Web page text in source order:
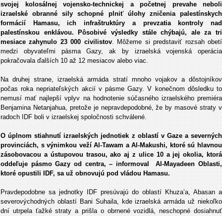
svojej kolosálnej vojensko-technickej a početnej prevahe neboli
izraelské obranné sily schopné plniť úlohy zničenia palestínskych
formácií Hamasu, ich infraštruktúry a prevzatia kontroly nad
palestínskou enklávou. Pôsobivé výsledky stále chýbajú, ale za tri
mesiace zahynulo 23 000 civilistov. Môžeme si predstaviť rozsah obetí
medzi obyvateľmi pásma Gazy, ak by izraelská vojenská operácia
pokračovala ďalších 10 až 12 mesiacov alebo viac.
Na druhej strane, izraelská armáda stratí mnoho vojakov a dôstojníkov
počas roka nepriateľských akcií v pásme Gazy. V konečnom dôsledku to
nemusí mať najlepší vplyv na hodnotenie súčasného izraelského premiéra
Benjamina Netanjahua, pretože je nepravdepodobné, že by masové straty v
radoch IDF boli v izraelskej spoločnosti schválené.
O úplnom stiahnutí izraelských jednotiek z oblastí v Gaze a severných
provinciách, s výnimkou veží Al-Tawam a Al-Makushi, ktoré sú hlavnou
zásobovacou a ústupovou trasou, ako aj z ulice 10 a jej okolia, ktorá
oddeľuje pásmo Gazy od centra, – informoval Al-Mayadeen Oblasti,
ktoré opustili IDF, sa už obnovujú pod vládou Hamasu.
Pravdepodobne sa jednotky IDF presúvajú do oblastí Khuza’a, Abasan a
severovýchodných oblastí Bani Suhaila, kde izraelská armáda už niekoľko
dní utrpela ťažké straty a prišla o obrnené vozidlá, neschopné dosiahnuť